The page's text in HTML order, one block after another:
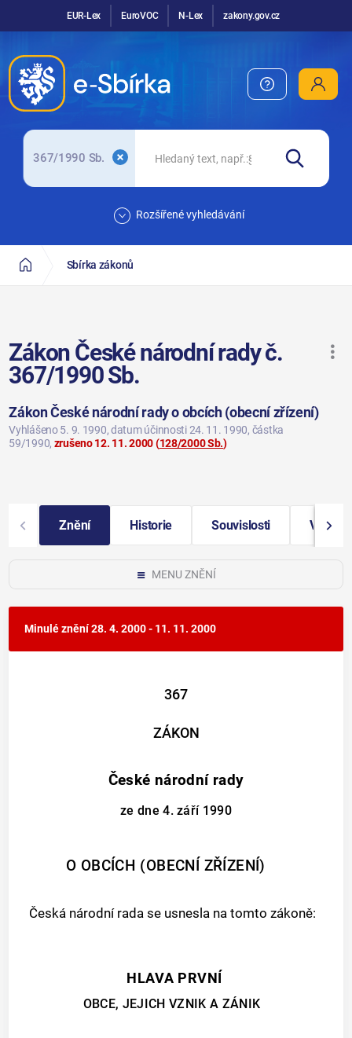
EUR-Lex EuroVOC N-Lex zakony.gov.cz
367/1990 Sb.
Rozšířené vyhledávání
Sbírka zákonů
Zákon České národní rady č.
367/1990 Sb.
Zákon České národní rady o obcích (obecní zřízení)
Vyhlášeno 5. 9. 1990, datum účinnosti 24. 11. 1990, částka
59/1990, zrušeno 12. 11. 2000(128/2000 Sb.)
Znění Historie Souvislosti
MENU ZNĚNÍ
Minulé znění28. 4. 2000 - 11. 11. 2000
367
ZÁKON
České národní rady
ze dne 4. září 1990
O OBCÍCH (OBECNÍ ZŘÍZENÍ)
Česká národní rada se usnesla na tomto zákoně:
HLAVA PRVNÍ
OBCE, JEJICH VZNIK A ZÁNIK